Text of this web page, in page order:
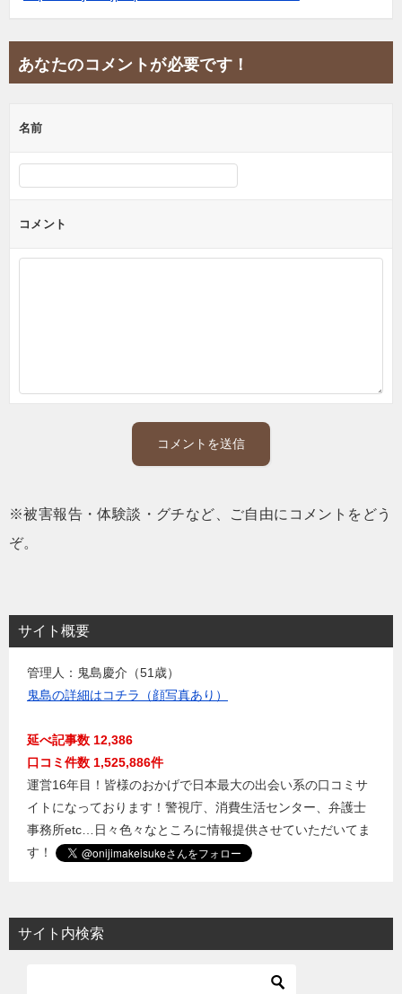
あなたのコメントが必要です！
名前
コメント
※被害報告・体験談・グチなど、ご自由にコメントをどう
ぞ。
サイト概要
管理人：鬼島慶介（51歳）
鬼島の詳細はコチラ（顔写真あり）
延べ記事数 12,386
口コミ件数 1,525,886件
運営16年目！皆様のおかげで日本最大の出会い系の口コミサ
イトになっております！警視庁、消費生活センター、弁護士
事務所etc…日々色々なところに情報提供させていただいてま
す！
サイト内検索